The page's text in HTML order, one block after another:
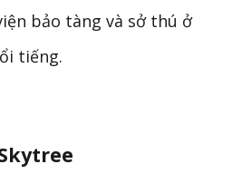
bảo tàng và sở thú ở
tiếng.